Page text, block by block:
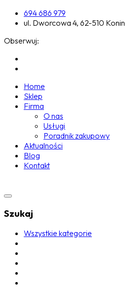
694 686 979
ul. Dworcowa 4, 62-510 Konin
Obserwuj:
Home
Sklep
Firma
O nas
Usługi
Poradnik zakupowy
Aktualności
Blog
Kontakt
Szukaj
Wszystkie kategorie